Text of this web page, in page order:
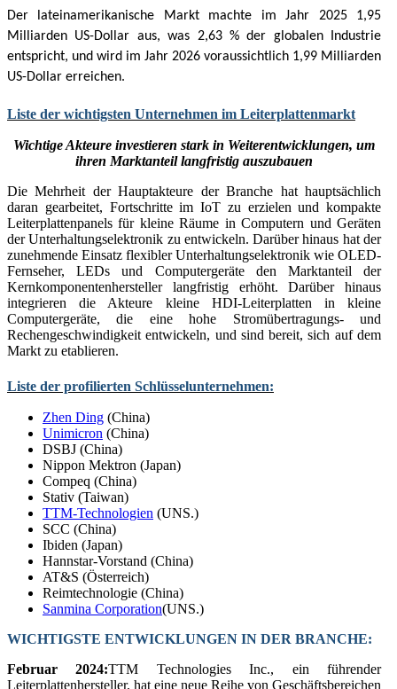
Der lateinamerikanische Markt machte im Jahr 2025 1,95
Milliarden US-Dollar aus, was 2,63 % der globalen Industrie
entspricht, und wird im Jahr 2026 voraussichtlich 1,99 Milliarden
US-Dollar erreichen.
Liste der wichtigsten Unternehmen im Leiterplattenmarkt
Wichtige Akteure investieren stark in Weiterentwicklungen, um
ihren Marktanteil langfristig auszubauen
Die Mehrheit der Hauptakteure der Branche hat hauptsächlich
daran gearbeitet, Fortschritte im IoT zu erzielen und kompakte
Leiterplattenpanels für kleine Räume in Computern und Geräten
der Unterhaltungselektronik zu entwickeln. Darüber hinaus hat der
zunehmende Einsatz flexibler Unterhaltungselektronik wie OLED-
Fernseher, LEDs und Computergeräte den Marktanteil der
Kernkomponentenhersteller langfristig erhöht. Darüber hinaus
integrieren die Akteure kleine HDI-Leiterplatten in kleine
Computergeräte, die eine hohe Stromübertragungs- und
Rechengeschwindigkeit entwickeln, und sind bereit, sich auf dem
Markt zu etablieren.
Liste der profilierten Schlüsselunternehmen:
Zhen Ding (China)
Unimicron (China)
DSBJ (China)
Nippon Mektron (Japan)
Compeq (China)
Stativ (Taiwan)
TTM-Technologien (UNS.)
SCC (China)
Ibiden (Japan)
Hannstar-Vorstand (China)
AT&S (Österreich)
Reimtechnologie (China)
Sanmina Corporation(UNS.)
WICHTIGSTE ENTWICKLUNGEN IN DER BRANCHE:
Februar 2024:TTM Technologies Inc., ein führender
Leiterplattenhersteller, hat eine neue Reihe von Geschäftsbereichen